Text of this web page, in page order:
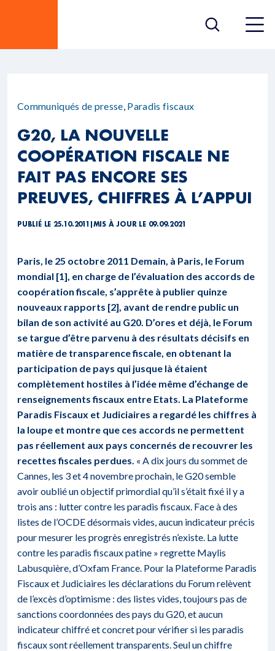
Communiqués de presse, Paradis fiscaux
G20, LA NOUVELLE
COOPÉRATION FISCALE NE
FAIT PAS ENCORE SES
PREUVES, CHIFFRES À L’APPUI
PUBLIÉ LE 25.10.2011 MIS À JOUR LE 09.09.2021
Paris, le 25 octobre 2011 Demain, à Paris, le Forum
mondial [1], en charge de l’évaluation des accords de
coopération fiscale, s’apprête à publier quinze
nouveaux rapports [2], avant de rendre public un
bilan de son activité au G20. D’ores et déjà, le Forum
se targue d’être parvenu à des résultats décisifs en
matière de transparence fiscale, en obtenant la
participation de pays qui jusque là étaient
complètement hostiles à l’idée même d’échange de
renseignements fiscaux entre Etats. La Plateforme
Paradis Fiscaux et Judiciaires a regardé les chiffres à
la loupe et montre que ces accords ne permettent
pas réellement aux pays concernés de recouvrer les
recettes fiscales perdues. « A dix jours du sommet de
Cannes, les 3 et 4 novembre prochain, le G20 semble
avoir oublié un objectif primordial qu’il s’était fixé il y a
trois ans : lutter contre les paradis fiscaux. Face à des
listes de l’OCDE désormais vides, aucun indicateur précis
pour mesurer les progrès enregistrés n’existe. La lutte
contre les paradis fiscaux patine » regrette Maylis
Labusquière, d’Oxfam France. Pour la Plateforme Paradis
Fiscaux et Judiciaires les déclarations du Forum relèvent
de l’excès d’optimisme : des listes vides, toujours pas de
sanctions coordonnées des pays du G20, et aucun
indicateur chiffré et concret pour vérifier si les paradis
fiscaux sont réellement transparents. Seul un chiffre